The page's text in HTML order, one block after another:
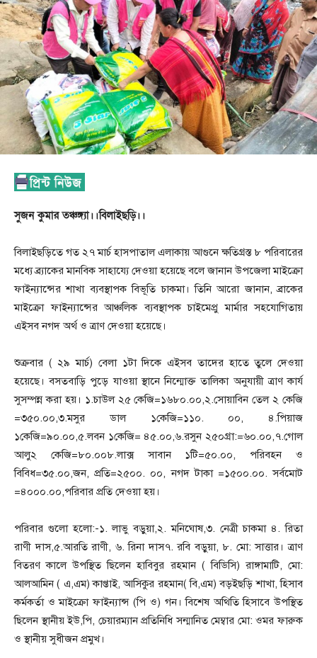
সুজন কুমার তঞ্চঙ্গ্যা।।বিলাইছড়ি।।
বিলাইছড়িতে গত ২৭ মার্চ হাসপাতাল এলাকায় আগুনে ক্ষতিগ্রস্ত ৮ পরিবারের
মধ্যে ব্র্যাকের মানবিক সাহায্যে দেওয়া হয়েছে বলে জানান উপজেলা মাইক্রো
ফাইন্যান্সের শাখা ব্যবস্থাপক বিভূতি চাকমা। তিনি আরো জানান, ব্রাকের
মাইক্রো ফাইন্যান্সের আঞ্চলিক ব্যবস্থাপক চাইমেপ্রু মার্মার সহযোগিতায়
এইসব নগদ অর্থ ও ত্রাণ দেওয়া হয়েছে।
শুক্রবার ( ২৯ মার্চ) বেলা ১টা দিকে এইসব তাদের হাতে তুলে দেওয়া
হয়েছে। বসতবাড়ি পুড়ে যাওয়া স্থানে নিন্মোক্ত তালিকা অনুযায়ী ত্রাণ কার্য
সুসম্পন্ন করা হয়। ১.চাউল ২৫ কেজি=১৬৮০.০০,২.সোয়াবিন তেল ২ কেজি
=৩৫০.০০,৩.মসুর ডাল ১কেজি=১১০. ০০, ৪.পিয়াজ
১কেজি=৯০.০০,৫.লবন ১কেজি= ৪৫.০০,৬.রসুন ২৫০গ্রা:=৬০.০০,৭.গোল
আলু২ কেজি=৮০.০০৮.লাক্স সাবান ১টি=৫০.০০, পরিবহন ও
বিবিধ=৩৫.০০,জন, প্রতি=২৫০০. ০০, নগদ টাকা =১৫০০.০০. সর্বমোট
=৪০০০.০০,পরিবার প্রতি দেওয়া হয়।
পরিবার গুলো হলো:-১. লাভু বড়ুয়া,২. মনিঘোষ,৩. নেত্রী চাকমা ৪. রিতা
রাণী দাস,৫.আরতি রাণী, ৬. রিনা দাস৭. রবি বড়ুয়া, ৮. মো: সাত্তার। ত্রাণ
বিতরণ কালে উপস্থিত ছিলেন হাবিবুর রহমান ( বিডিসি) রাঙ্গামাটি, মো:
আলআমিন ( এ,এম) কাপ্তাই, আসিকুর রহমান( বি,এম) বড়ইছড়ি শাখা, হিসাব
কর্মকর্তা ও মাইক্রো ফাইন্যান্স (পি ও) গন। বিশেষ অথিতি হিসাবে উপস্থিত
ছিলেন স্থানীয় ইউ,পি, চেয়ারম্যান প্রতিনিধি সন্মানিত মেম্বার মো: ওমর ফারুক
ও স্থানীয় সুধীজন প্রমুখ।